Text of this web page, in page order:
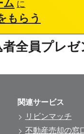
ム に
もらう
関連サービス
リビンマッチ
不動産売却の窓